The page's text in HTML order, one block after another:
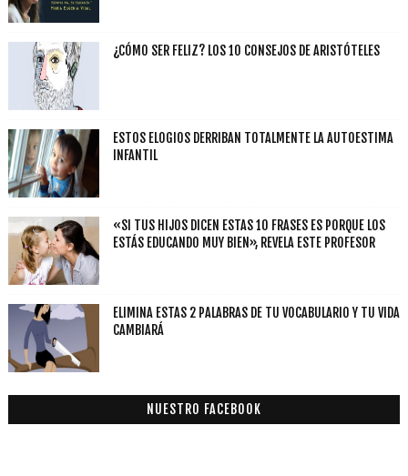
¿CÓMO SER FELIZ? LOS 10 CONSEJOS DE ARISTÓTELES
ESTOS ELOGIOS DERRIBAN TOTALMENTE LA AUTOESTIMA
INFANTIL
«SI TUS HIJOS DICEN ESTAS 10 FRASES ES PORQUE LOS
ESTÁS EDUCANDO MUY BIEN», REVELA ESTE PROFESOR
ELIMINA ESTAS 2 PALABRAS DE TU VOCABULARIO Y TU VIDA
CAMBIARÁ
NUESTRO FACEBOOK